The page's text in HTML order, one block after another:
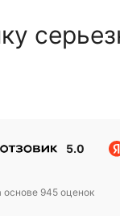
5.0
основе 945 оценок